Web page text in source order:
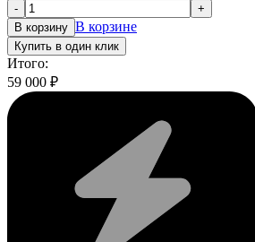
-
+
В корзину В корзине
Купить в один клик
Итого:
59 000 ₽